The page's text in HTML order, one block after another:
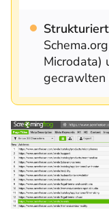
Microdata)
gecrawlten